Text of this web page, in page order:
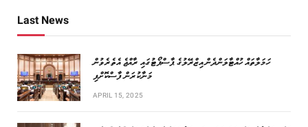
Last News
ހަމަލާތައް ހުއްޓާލަންދެން އިޒްރޭލުގެ ޕާސްޕޯޓުގައި ރާއްޖެ އެތެރެވުން
މަނާކުރަން ފާސްކޮށްފި
APRIL 15, 2025